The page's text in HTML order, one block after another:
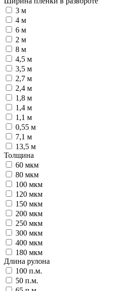
3 м
4 м
6 м
2 м
8 м
4,5 м
3,5 м
2,7 м
2,4 м
1,8 м
1,4 м
1,1 м
0,55 м
7,1 м
13,5 м
Толщина
60 мкм
80 мкм
100 мкм
120 мкм
150 мкм
200 мкм
250 мкм
300 мкм
400 мкм
180 мкм
Длина рулона
100 п.м.
50 п.м.